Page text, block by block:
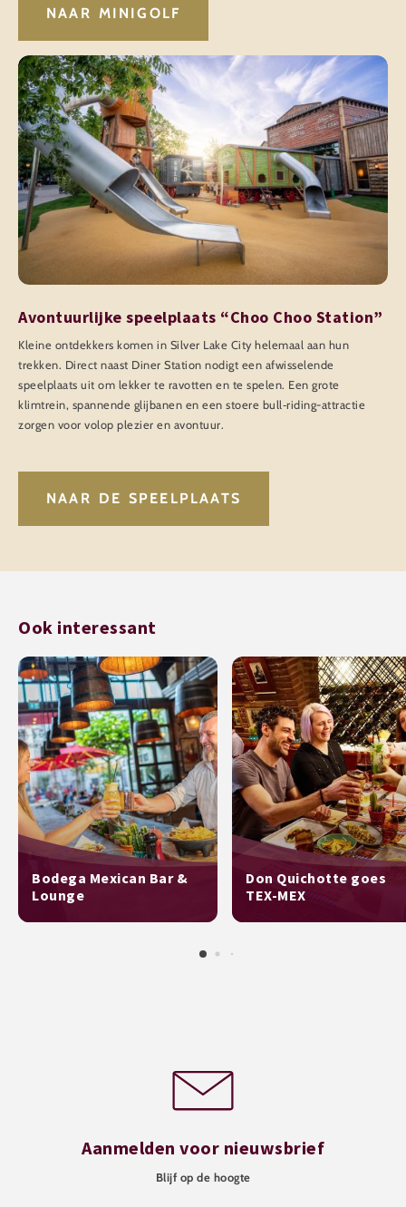
NAAR MINIGOLF
Avontuurlijke speelplaats “Choo Choo Station”
Kleine ontdekkers komen in Silver Lake City helemaal aan hun
trekken. Direct naast Diner Station nodigt een afwisselende
speelplaats uit om lekker te ravotten en te spelen. Een grote
klimtrein, spannende glijbanen en een stoere bull‑riding-attractie
zorgen voor volop plezier en avontuur.
NAAR DE SPEELPLAATS
Ook interessant
Bodega Mexican Bar &
Lounge
Don Quichotte goes
TEX-MEX
Aanmelden voor nieuwsbrief
Blijf op de hoogte